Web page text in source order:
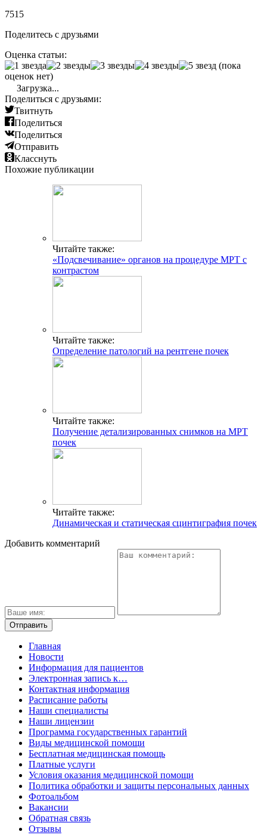
7515
Поделитесь с друзьями
Оценка статьи:
(пока
оценок нет)
Загрузка...
Поделиться с друзьями:
Твитнуть
Поделиться
Поделиться
Отправить
Класснуть
Похожие публикации
Читайте также:
«Подсвечивание» органов на процедуре МРТ с
контрастом
Читайте также:
Определение патологий на рентгене почек
Читайте также:
Получение детализированных снимков на МРТ
почек
Читайте также:
Динамическая и статическая сцинтиграфия почек
Добавить комментарий
Главная
Новости
Информация для пациентов
Электронная запись к…
Контактная информация
Расписание работы
Наши специалисты
Наши лицензии
Программа государственных гарантий
Виды медицинской помощи
Бесплатная медицинская помощь
Платные услуги
Условия оказания медицинской помощи
Политика обработки и защиты персональных данных
Фотоальбом
Вакансии
Обратная связь
Отзывы